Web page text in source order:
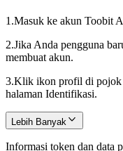
1.Masuk ke akun Toobit
2.Jika Anda pengguna
membuat akun.
3.Klik ikon profil di pojok
halaman Identifikasi.
Lebih Banyak
Informasi token dan data